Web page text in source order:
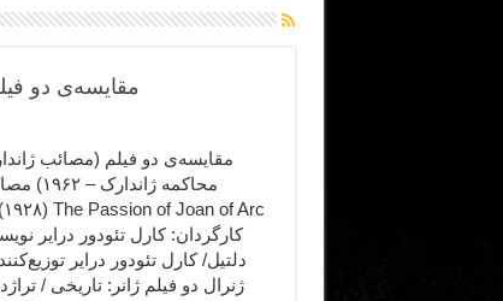
مقایسه‌ی دو فیلم (مصائب
محاکمه
کارگردان: کارل تئودور درایر
دلتیل/ کارل تئودور درایر
ژنرال دو فیلم ژانر: تاریخی /